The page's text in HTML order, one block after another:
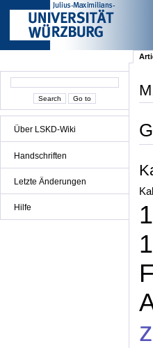
Über LSKD-Wiki
Handschriften
Letzte Änderungen
Hilfe